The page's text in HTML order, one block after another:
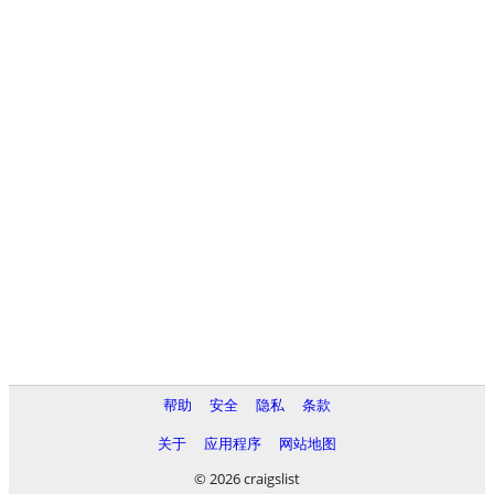
帮助 安全 隐私
条款
关于
应用程序
网站地图
© 2026 craigslist